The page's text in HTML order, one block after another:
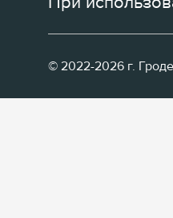
© 2022-2026 г.